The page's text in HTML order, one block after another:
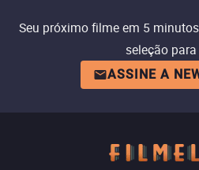
Seu próximo filme em 5
seleção
ASSINE A